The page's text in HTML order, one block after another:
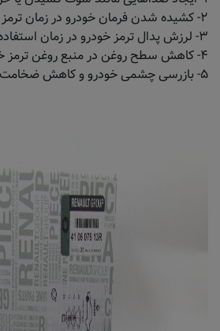
۲- کشیده شدن فرمان خودرو در زمان ترمز کردن
۳- لرزش پدال ترمز خودرو در زمان استفاده از آن
۴- کاهش سطح روغن در منبع روغن ترمز خودرو
۵- بازرسی چشمی خودرو و کاهش ضخامت لقمه لنت خودرو